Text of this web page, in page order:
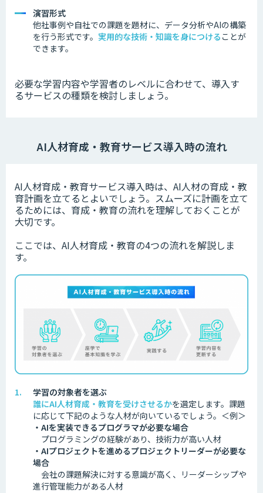
演習形式
他社事例や自社での課題を題材に、データ分析やAIの構築
を行う形式です。 実用的な技術・知識を身につける ことが
できます。
必要な学習内容や学習者のレベルに合わせて、導入す
るサービスの種類を検討しましょう。
AI人材育成・教育サービス導入時の流れ
AI人材育成・教育サービス導入時は、AI人材の育成・教
育計画を立てるとよいでしょう。スムーズに計画を立て
るためには、育成・教育の流れを理解しておくことが
大切です。
ここでは、AI人材育成・教育の4つの流れを解説しま
す。
学習の対象者を選ぶ
誰にAI人材育成・教育を受けさせるかを選定します。 課題
に応じて下記のような人材が向いているでしょう。 ＜例＞
・AIを実装できるプログラマが必要な場合
プログラミングの経験があり、技術力が高い人材
・AIプロジェクトを進めるプロジェクトリーダーが必要な
場合
会社の課題解決に対する意識が高く、リーダーシップや
進行管理能力がある人材